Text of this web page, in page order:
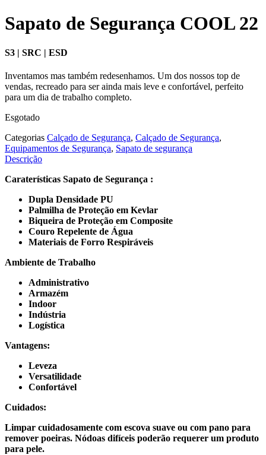
Sapato de Segurança COOL 22
S3 | SRC | ESD
Inventamos mas também redesenhamos. Um dos nossos top de
vendas, recreado para ser ainda mais leve e confortável, perfeito
para um dia de trabalho completo.
Esgotado
Categorias Calçado de Segurança, Calçado de Segurança,
Equipamentos de Segurança, Sapato de segurança
Descrição
Caraterísticas Sapato de Segurança :
Dupla Densidade PU
Palmilha de Proteção em Kevlar
Biqueira de Proteção em Composite
Couro Repelente de Água
Materiais de Forro Respiráveis
Ambiente de Trabalho
Administrativo
Armazém
Indoor
Indústria
Logística
Vantagens:
Leveza
Versatilidade
Confortável
Cuidados:
Limpar cuidadosamente com escova suave ou com pano para
remover poeiras. Nódoas difíceis poderão requerer um produto
para pele.